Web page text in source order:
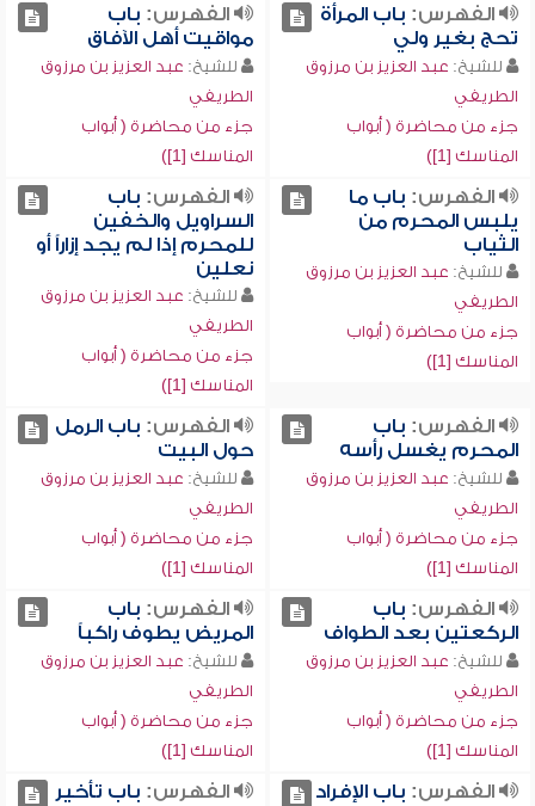
الفهرس: باب المرأة
تحج بغير ولي
للشيخ: عبد العزيز بن مرزوق
الطريفي
جزء من محاضرة ( أبواب
المناسك [1])
الفهرس: باب
مواقيت أهل الآفاق
للشيخ: عبد العزيز بن مرزوق
الطريفي
جزء من محاضرة ( أبواب
المناسك [1])
الفهرس: باب ما
يلبس المحرم من
الثياب
للشيخ: عبد العزيز بن مرزوق
الطريفي
جزء من محاضرة ( أبواب
المناسك [1])
الفهرس: باب
السراويل والخفين
للمحرم إذا لم يجد إزاراً أو
نعلين
للشيخ: عبد العزيز بن مرزوق
الطريفي
جزء من محاضرة ( أبواب
المناسك [1])
الفهرس: باب
المحرم يغسل رأسه
للشيخ: عبد العزيز بن مرزوق
الطريفي
جزء من محاضرة ( أبواب
المناسك [1])
الفهرس: باب الرمل
حول البيت
للشيخ: عبد العزيز بن مرزوق
الطريفي
جزء من محاضرة ( أبواب
المناسك [1])
الفهرس: باب
الركعتين بعد الطواف
للشيخ: عبد العزيز بن مرزوق
الطريفي
جزء من محاضرة ( أبواب
المناسك [1])
الفهرس: باب
المريض يطوف راكباً
للشيخ: عبد العزيز بن مرزوق
الطريفي
جزء من محاضرة ( أبواب
المناسك [1])
الفهرس: باب الإفراد
الفهرس: باب تأخير